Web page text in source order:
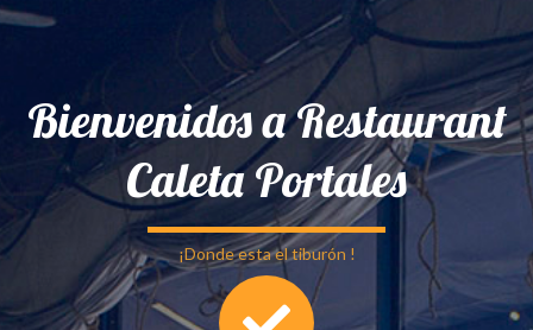
Bienvenidos a Restaurant
Caleta Portales
¡Donde esta el tiburón !